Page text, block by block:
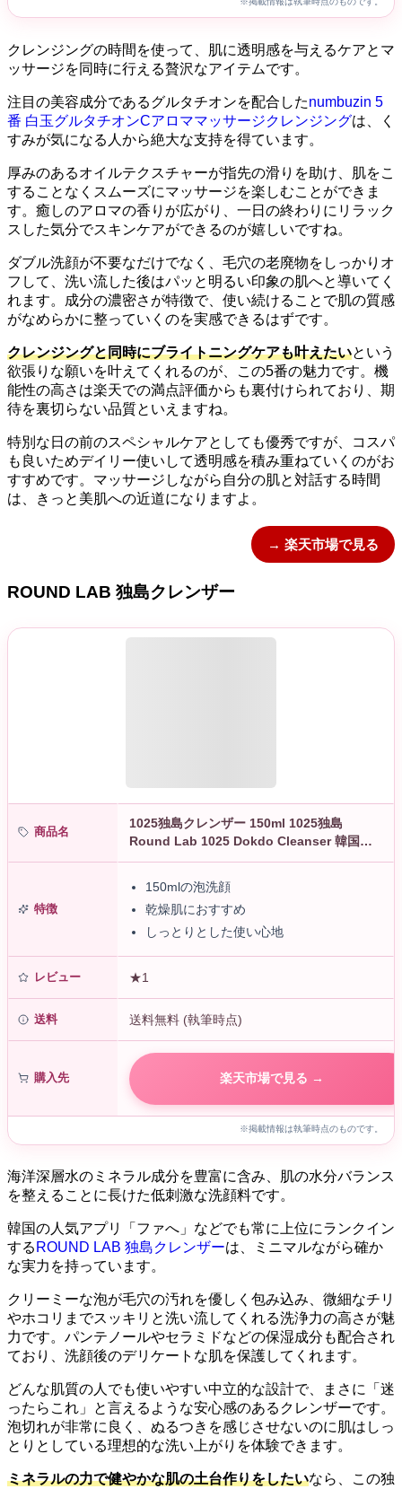
クレンジングの時間を使って、肌に透明感を与えるケアとマ
ッサージを同時に行える贅沢なアイテムです。
注目の美容成分であるグルタチオンを配合したnumbuzin 5
番 白玉グルタチオンCアロママッサージクレンジングは、く
すみが気になる人から絶大な支持を得ています。
厚みのあるオイルテクスチャーが指先の滑りを助け、肌をこ
することなくスムーズにマッサージを楽しむことができま
す。癒しのアロマの香りが広がり、一日の終わりにリラック
スした気分でスキンケアができるのが嬉しいですね。
ダブル洗顔が不要なだけでなく、毛穴の老廃物をしっかりオ
フして、洗い流した後はパッと明るい印象の肌へと導いてく
れます。成分の濃密さが特徴で、使い続けることで肌の質感
がなめらかに整っていくのを実感できるはずです。
クレンジングと同時にブライトニングケアも叶えたいという
欲張りな願いを叶えてくれるのが、この5番の魅力です。機
能性の高さは楽天での満点評価からも裏付けられており、期
待を裏切らない品質といえますね。
特別な日の前のスペシャルケアとしても優秀ですが、コスパ
も良いためデイリー使いして透明感を積み重ねていくのがお
すすめです。マッサージしながら自分の肌と対話する時間
は、きっと美肌への近道になりますよ。
→ 楽天市場で見る
ROUND LAB 独島クレンザー
商品名
1025独島クレンザー 150ml 1025独島
Round Lab 1025 Dokdo Cleanser 韓国コ
スメ クレンジング クレンジングフォーム
特徴
150mlの泡洗顔
乾燥肌におすすめ
しっとりとした使い心地
レビュー ★1
送料 送料無料 (執筆時点)
購入先 楽天市場で見る →
※掲載情報は執筆時点のものです。
海洋深層水のミネラル成分を豊富に含み、肌の水分バランス
を整えることに長けた低刺激な洗顔料です。
韓国の人気アプリ「ファへ」などでも常に上位にランクイン
する ROUND LAB 独島クレンザーは、ミニマルながら確か
な実力を持っています。
クリーミーな泡が毛穴の汚れを優しく包み込み、微細なチリ
やホコリまでスッキリと洗い流してくれる洗浄力の高さが魅
力です。パンテノールやセラミドなどの保湿成分も配合され
ており、洗顔後のデリケートな肌を保護してくれます。
どんな肌質の人でも使いやすい中立的な設計で、まさに「迷
ったらこれ」と言えるような安心感のあるクレンザーです。
泡切れが非常に良く、ぬるつきを感じさせないのに肌はしっ
とりとしている理想的な洗い上がりを体験できます。
ミネラルの力で健やかな肌の土台作りをしたいなら、この独